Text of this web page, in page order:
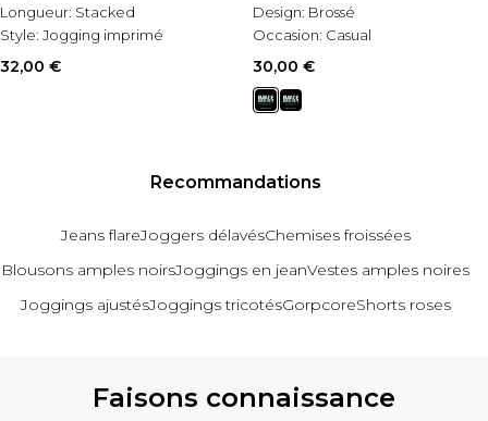
Longueur: Stacked
Style: Jogging imprimé
32,00 €
Design: Brossé
Occasion: Casual
30,00 €
Recommandations
Jeans flareJoggers délavésChemises froissées
Blousons amples noirsJoggings en jeanVestes amples noires
Joggings ajustésJoggings tricotésGorpcoreShorts roses
Faisons connaissance